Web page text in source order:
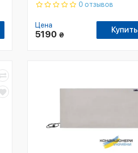
0 отзывов
Цена
5190 ₴
Купить